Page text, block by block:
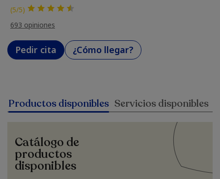
(5/5)
693 opiniones
Pedir cita ¿Cómo llegar?
Productos disponibles Servicios disponibles
Catálogo de
productos
disponibles